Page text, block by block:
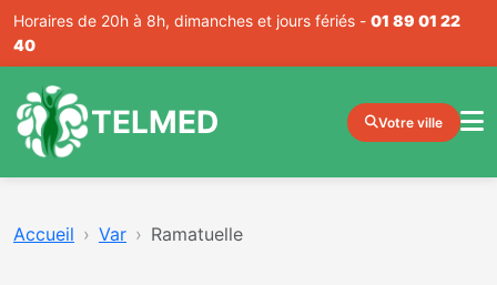
Horaires de 20h à 8h, dimanches et jours fériés - 01 89 01 22
40
TELMED Votre ville
Accueil Var Ramatuelle